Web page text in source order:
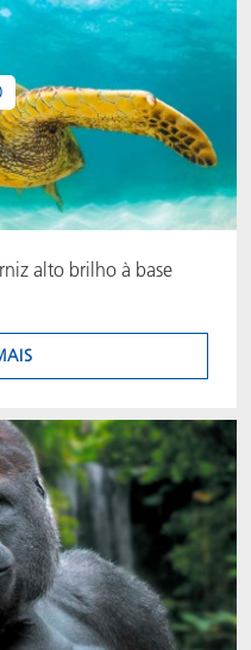
alto brilho à base